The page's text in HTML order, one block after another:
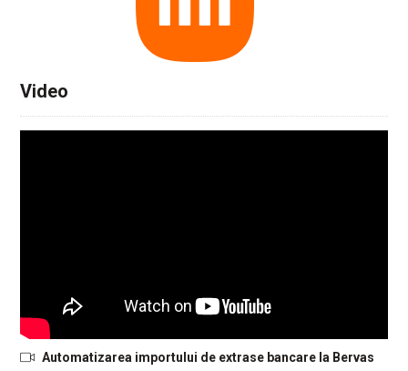
Video
Automatizarea importului de extrase bancare la Bervas